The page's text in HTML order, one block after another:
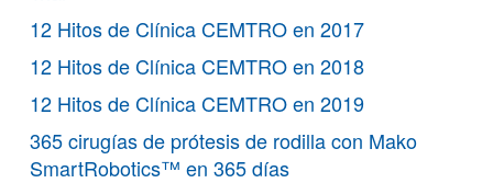
12 Hitos de Clínica CEMTRO en 2017
12 Hitos de Clínica CEMTRO en 2018
12 Hitos de Clínica CEMTRO en 2019
365 cirugías de prótesis de rodilla con Mako
SmartRobotics™ en 365 días